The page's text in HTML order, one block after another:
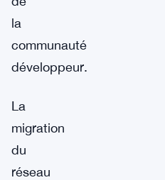
la
communauté
développeur.
La
migration
du
réseau